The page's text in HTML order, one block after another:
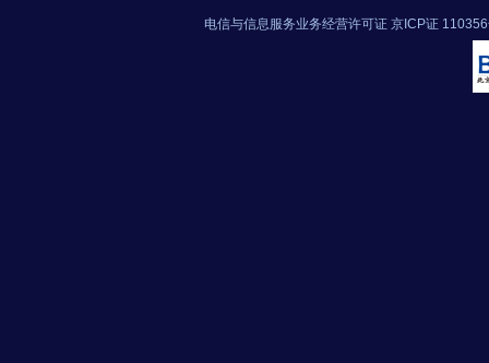
电信与信息服务业务经营许可证 京ICP证